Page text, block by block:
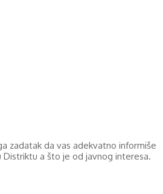
zadatak da vas adekvatno informiše
a što je od javnog interesa.